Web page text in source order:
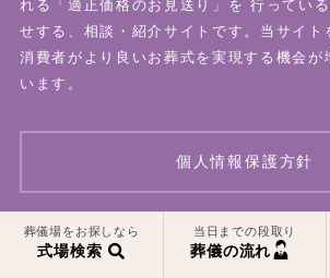
一覧はこちら
一覧はこちら
葬儀場をお探しなら
式場検索
当日までの段取り
葬儀の流れ
れる「適正価格のお見送り」を 行ってい
せする、相談・紹介サイトです。当サイト
消費者がより良いお葬式を実現する機会が
います。
個人情報保護方針
© 2026 葬儀のデスク All Rights